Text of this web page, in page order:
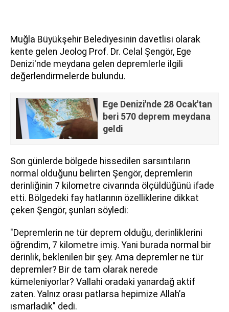
Muğla Büyükşehir Belediyesinin davetlisi olarak
kente gelen Jeolog Prof. Dr. Celal Şengör, Ege
Denizi'nde meydana gelen depremlerle ilgili
değerlendirmelerde bulundu.
Ege Denizi'nde 28 Ocak'tan
beri 570 deprem meydana
geldi
Son günlerde bölgede hissedilen sarsıntıların
normal olduğunu belirten Şengör, depremlerin
derinliğinin 7 kilometre civarında ölçüldüğünü ifade
etti. Bölgedeki fay hatlarının özelliklerine dikkat
çeken Şengör, şunları söyledi:
"Depremlerin ne tür deprem olduğu, derinliklerini
öğrendim, 7 kilometre imiş. Yani burada normal bir
derinlik, beklenilen bir şey. Ama depremler ne tür
depremler? Bir de tam olarak nerede
kümeleniyorlar? Vallahi oradaki yanardağ aktif
zaten. Yalnız orası patlarsa hepimize Allah’a
ısmarladık" dedi.